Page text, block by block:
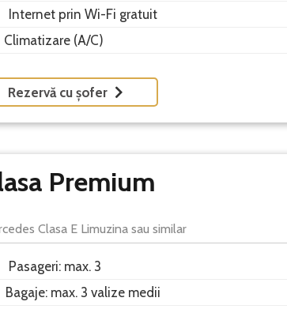
Internet prin Wi-Fi gratuit
Climatizare (A/C)
Rezervă cu șofer
Premium
Clasa E Limuzina sau similar
Pasageri: max. 3
Bagaje: max. 3 valize medii